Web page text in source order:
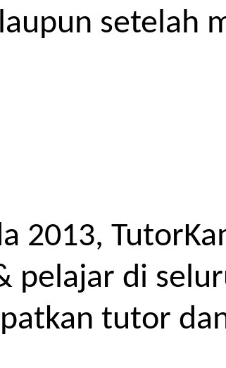
setelah
2013,
pelajar di
tutor